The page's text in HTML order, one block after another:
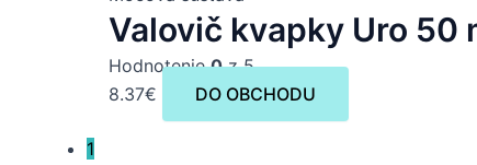
Valovič kvapky Uro 50
Hodnotenie0z 5
8.37€ DO OBCHODU
1